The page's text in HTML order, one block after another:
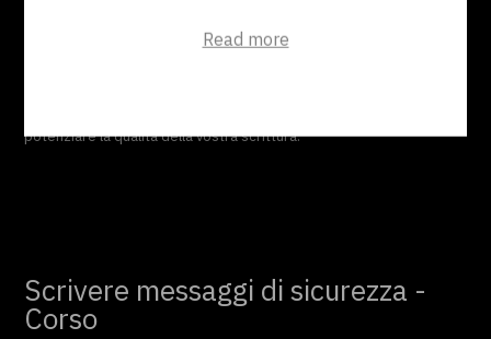
potenziare la qualità della vostra scrittura.
Scrivere messaggi di sicurezza -
Corso
Read more